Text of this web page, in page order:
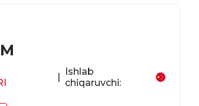
| Ishlab
chiqaruvchi: